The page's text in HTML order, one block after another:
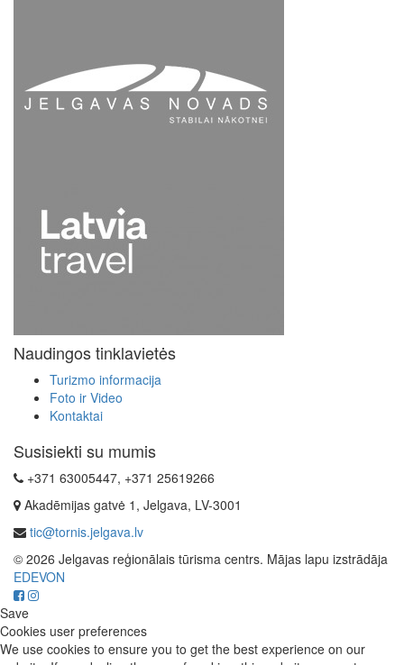
Naudingos tinklavietės
Turizmo informacija
Foto ir Video
Kontaktai
Susisiekti su mumis
+371 63005447, +371 25619266
Akadēmijas gatvė 1, Jelgava, LV-3001
tic@tornis.jelgava.lv
© 2026 Jelgavas reģionālais tūrisma centrs. Mājas lapu izstrādāja
EDEVON
Save
Cookies user preferences
We use cookies to ensure you to get the best experience on our